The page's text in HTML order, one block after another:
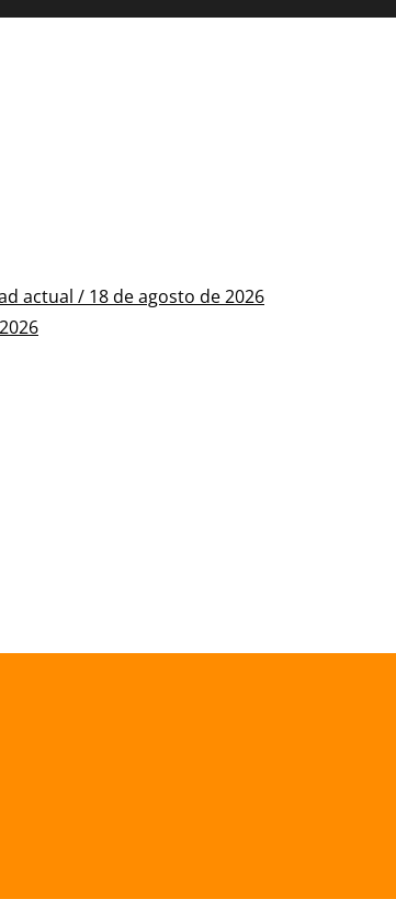
actual / 18 de agosto de 2026